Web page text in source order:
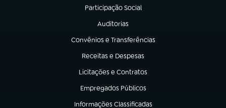
Participação Social
(abre em nova aba)
Auditorias
(abre em nova aba)
Convênios e Transferências
(abre em nova aba)
Receitas e Despesas
(abre em nova aba)
Licitações e Contratos
(abre em nova aba)
Empregados Públicos
(abre em nova aba)
Informações Classificadas